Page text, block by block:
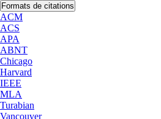
Formats de citations
ACM
ACS
APA
ABNT
Chicago
Harvard
IEEE
MLA
Turabian
Vancouver